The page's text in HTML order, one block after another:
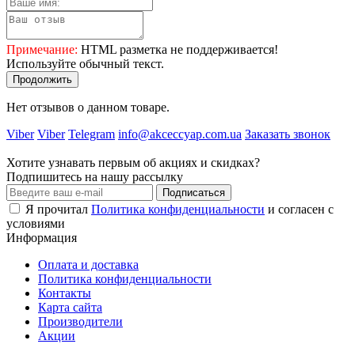
Примечание: HTML разметка не поддерживается!
Используйте обычный текст.
Продолжить
Нет отзывов о данном товаре.
Viber Viber Telegram info@akceccyap.com.ua Заказать звонок
Хотите узнавать первым об акциях и скидках?
Подпишитесь на нашу рассылку
Подписаться
Я прочитал Политика конфиденциальности и согласен с
условиями
Информация
Оплата и доставка
Политика конфиденциальности
Контакты
Карта сайта
Производители
Акции